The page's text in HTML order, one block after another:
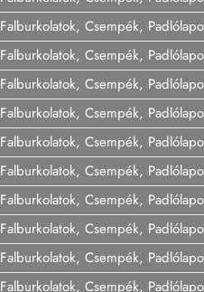
Falburkolatok, Csempék,
Falburkolatok, Csempék,
Falburkolatok, Csempék,
Falburkolatok, Csempék,
Falburkolatok, Csempék,
Falburkolatok, Csempék,
Falburkolatok, Csempék,
Falburkolatok, Csempék,
Falburkolatok, Csempék,
Falburkolatok, Csempék,